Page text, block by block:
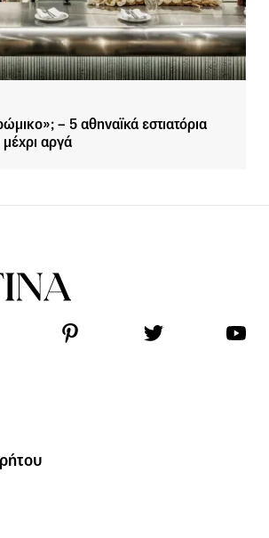
– 5 αθηναϊκά εστιατόρια
αργά